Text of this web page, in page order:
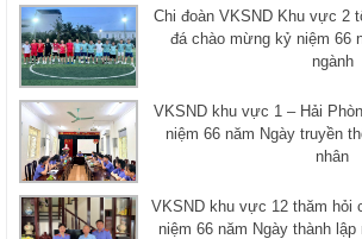
Chi đoàn VKSND Khu vực 2
đá chào mừng kỷ niệm 66
ngành
VKSND khu vực 1 – Hải
niệm 66 năm Ngày truyền
nhân
VKSND khu vực 12 thăm hỏi
niệm 66 năm Ngày thành